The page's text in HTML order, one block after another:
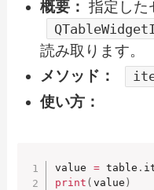
概要： 指定した
読み取ります。
メソッド：
使い方：
value = table .
print ( value )